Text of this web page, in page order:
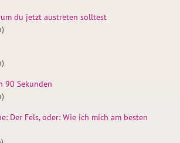
du jetzt austreten solltest
90 Sekunden
Der Fels, oder: Wie ich mich am besten